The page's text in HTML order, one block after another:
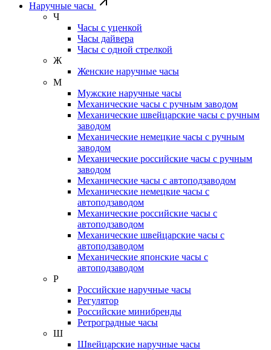
Наручные часы
Ч
Часы с уценкой
Часы дайвера
Часы с одной стрелкой
Ж
Женские наручные часы
М
Мужские наручные часы
Механические часы с ручным заводом
Механические швейцарские часы с ручным
заводом
Механические немецкие часы с ручным
заводом
Механические российские часы с ручным
заводом
Механические часы с автоподзаводом
Механические немецкие часы с
автоподзаводом
Механические российские часы с
автоподзаводом
Механические швейцарские часы с
автоподзаводом
Механические японские часы с
автоподзаводом
Р
Российские наручные часы
Регулятор
Российские минибренды
Ретроградные часы
Ш
Швейцарские наручные часы